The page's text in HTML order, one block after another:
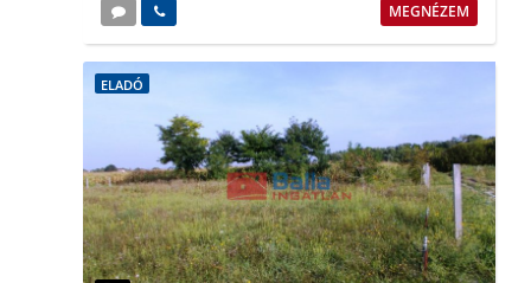
MEGNÉZEM
ELADÓ